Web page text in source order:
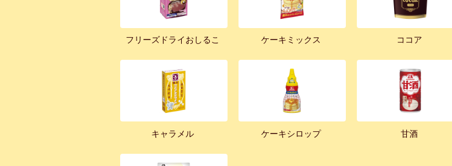
フリーズドライおしるこ ケーキミックス ココア
キャラメル ケーキシロップ 甘酒